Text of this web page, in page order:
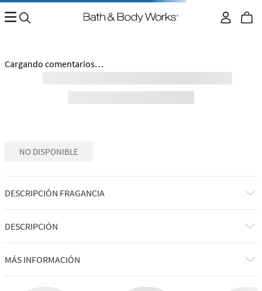
Cargando comentarios…
NO DISPONIBLE
DESCRIPCIÓN FRAGANCIA
DESCRIPCIÓN
MÁS INFORMACIÓN